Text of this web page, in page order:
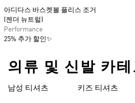
아디다스 바스켓볼 플리스 조거
(젠더 뉴트럴)
Performance
25% 추가 할인✨
의류 및 신발 카테
남성 티셔츠 키즈 티셔츠